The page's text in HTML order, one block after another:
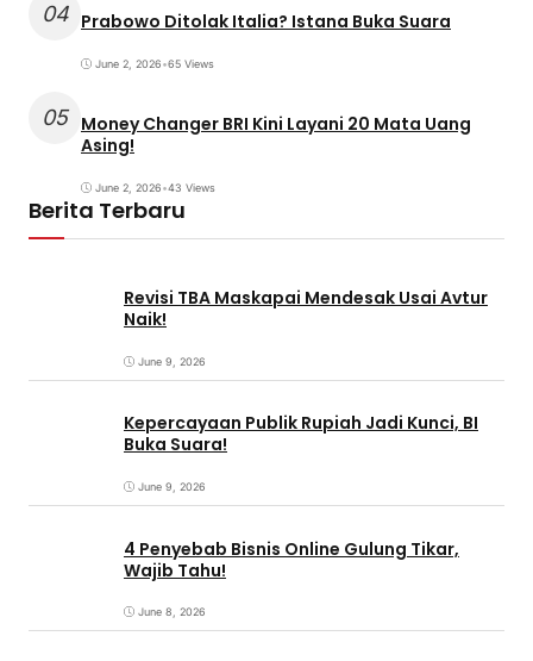
04 Prabowo Ditolak Italia? Istana Buka Suara
June 2, 2026•65 Views
05 Money Changer BRI Kini Layani 20 Mata Uang
Asing!
June 2, 2026•43 Views
Berita Terbaru
Revisi TBA Maskapai Mendesak Usai Avtur
Naik!
June 9, 2026
Kepercayaan Publik Rupiah Jadi Kunci, BI
Buka Suara!
June 9, 2026
4 Penyebab Bisnis Online Gulung Tikar,
Wajib Tahu!
June 8, 2026